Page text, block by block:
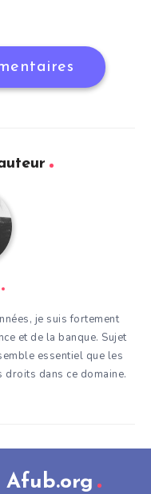
je suis fortement
et de la banque. Sujet
essentiel que les
dans ce domaine.
Afub.org